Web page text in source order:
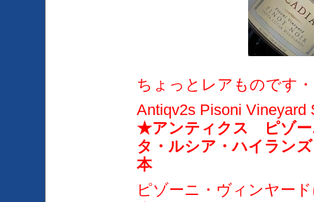
ちょっとレアものです
Antiqv2s Pisoni Vineyard
★アンティクス ピゾ
タ・ルシア・ハイラ
本
ピゾーニ・ヴィンヤー